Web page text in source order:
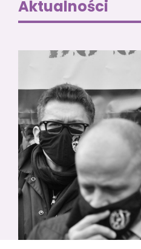
Aktualności